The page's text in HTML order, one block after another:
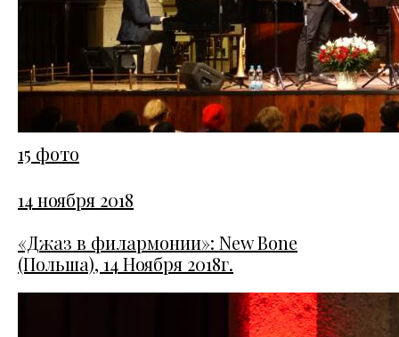
15 фото
14 ноября 2018
«Джаз в филармонии»: New Bone
(Польша), 14 Ноября 2018г.